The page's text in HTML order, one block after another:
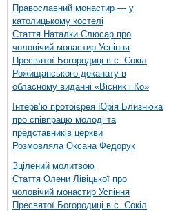
Православний монастир — у
католицькому костелі
Стаття Наталки Слюсар про
чоловічий монастир Успіння
Пресвятої Богородиці в с. Сокіл
Рожищанського деканату в
обласному виданні «Вісник і Ко»
Інтерв’ю протоієрея Юрія Близнюка
про співпрацю молоді та
представників церкви
Розмовляла Оксана Федорук
Зцілений молитвою
Стаття Олени Лівіцької про
чоловічий монастир Успіння
Пресвятої Богородиці в с. Сокіл